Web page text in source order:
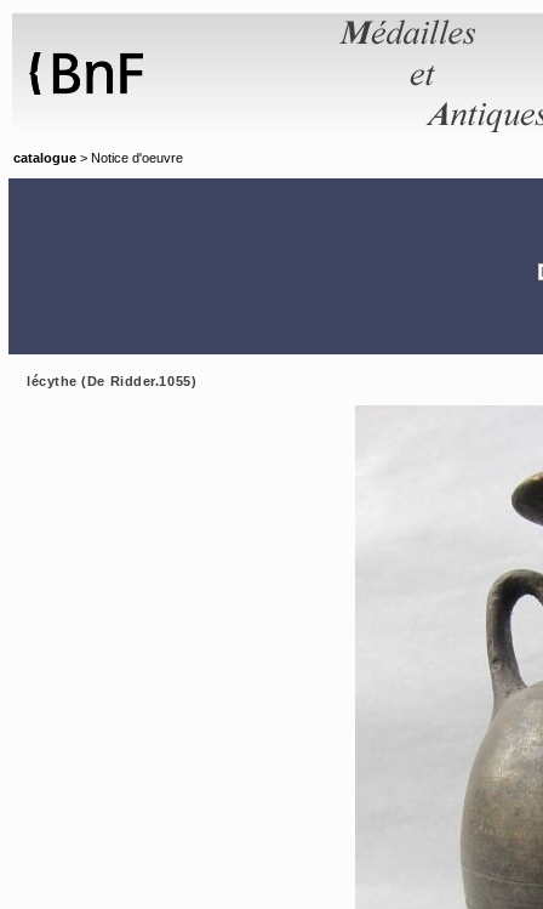
catalogue > Notice d'oeuvre
lécythe (De Ridder.1055)